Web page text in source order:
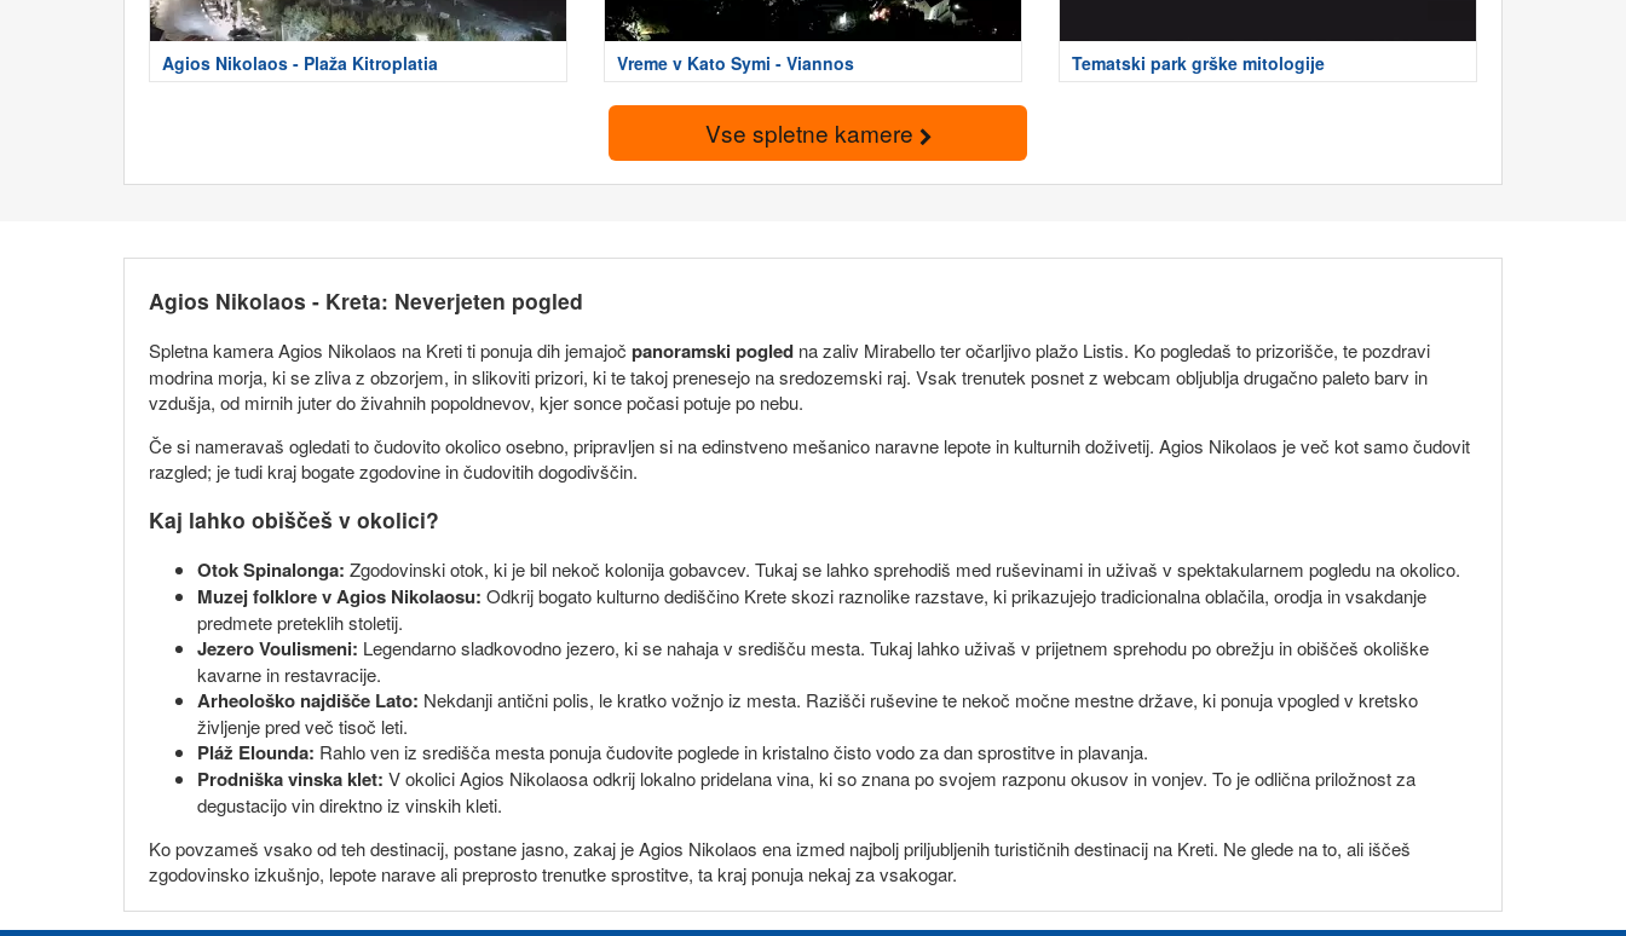
Agios Nikolaos - Plaža Kitroplatia Vreme v Kato Symi - Viannos Tematski park grške mitologije
Vse spletne kamere
Agios Nikolaos - Kreta: Neverjeten pogled
Spletna kamera Agios Nikolaos na Kreti ti ponuja dih jemajoč panoramski pogled na zaliv Mirabello ter očarljivo plažo Listis. Ko pogledaš to prizorišče, te pozdravi
modrina morja, ki se zliva z obzorjem, in slikoviti prizori, ki te takoj prenesejo na sredozemski raj. Vsak trenutek posnet z webcam obljublja drugačno paleto barv in
vzdušja, od mirnih juter do živahnih popoldnevov, kjer sonce počasi potuje po nebu.
Če si nameravaš ogledati to čudovito okolico osebno, pripravljen si na edinstveno mešanico naravne lepote in kulturnih doživetij. Agios Nikolaos je več kot samo čudovit
razgled; je tudi kraj bogate zgodovine in čudovitih dogodivščin.
Kaj lahko obiščeš v okolici?
Otok Spinalonga: Zgodovinski otok, ki je bil nekoč kolonija gobavcev. Tukaj se lahko sprehodiš med ruševinami in uživaš v spektakularnem pogledu na okolico.
Muzej folklore v Agios Nikolaosu: Odkrij bogato kulturno dediščino Krete skozi raznolike razstave, ki prikazujejo tradicionalna oblačila, orodja in vsakdanje
predmete preteklih stoletij.
Jezero Voulismeni: Legendarno sladkovodno jezero, ki se nahaja v središču mesta. Tukaj lahko uživaš v prijetnem sprehodu po obrežju in obiščeš okoliške
kavarne in restavracije.
Arheološko najdišče Lato: Nekdanji antični polis, le kratko vožnjo iz mesta. Razišči ruševine te nekoč močne mestne države, ki ponuja vpogled v kretsko
življenje pred več tisoč leti.
Pláž Elounda: Rahlo ven iz središča mesta ponuja čudovite poglede in kristalno čisto vodo za dan sprostitve in plavanja.
Prodniška vinska klet: V okolici Agios Nikolaosa odkrij lokalno pridelana vina, ki so znana po svojem razponu okusov in vonjev. To je odlična priložnost za
degustacijo vin direktno iz vinskih kleti.
Ko povzameš vsako od teh destinacij, postane jasno, zakaj je Agios Nikolaos ena izmed najbolj priljubljenih turističnih destinacij na Kreti. Ne glede na to, ali iščeš
zgodovinsko izkušnjo, lepote narave ali preprosto trenutke sprostitve, ta kraj ponuja nekaj za vsakogar.